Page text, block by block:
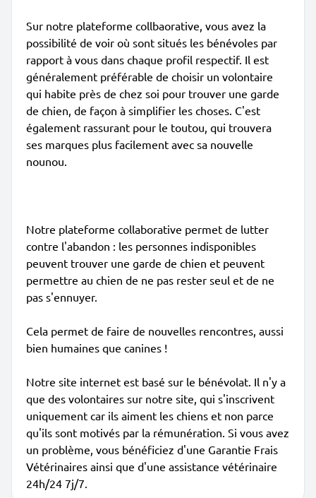
Sur notre plateforme collbaorative, vous avez la
possibilité de voir où sont situés les bénévoles par
rapport à vous dans chaque profil respectif. Il est
généralement préférable de choisir un volontaire
qui habite près de chez soi pour trouver une garde
de chien, de façon à simplifier les choses. C'est
également rassurant pour le toutou, qui trouvera
ses marques plus facilement avec sa nouvelle
nounou.
Notre plateforme collaborative permet de lutter
contre l'abandon : les personnes indisponibles
peuvent trouver une garde de chien et peuvent
permettre au chien de ne pas rester seul et de ne
pas s'ennuyer.
Cela permet de faire de nouvelles rencontres, aussi
bien humaines que canines !
Notre site internet est basé sur le bénévolat. Il n'y a
que des volontaires sur notre site, qui s'inscrivent
uniquement car ils aiment les chiens et non parce
qu'ils sont motivés par la rémunération. Si vous avez
un problème, vous bénéficiez d'une Garantie Frais
Vétérinaires ainsi que d'une assistance vétérinaire
24h/24 7j/7.